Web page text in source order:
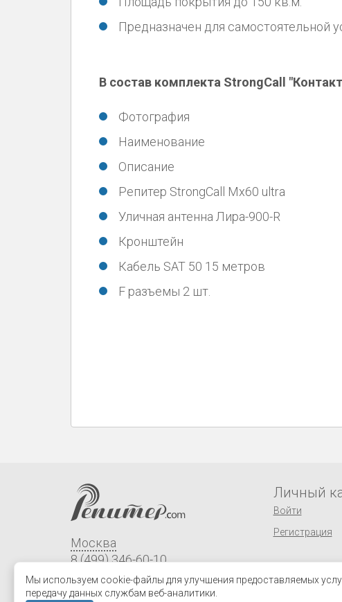
Предназначен для самостоятельной
В состав комплекта StrongCall
Фотография
Наименование
Описание
Репитер StrongCall Mх60 ultra
Уличная антенна Лира-900-R
Кронштейн
Кабель SAT 50 15 метров
F разъемы 2 шт.
Москва
8 (499) 346-60-10
order@repiter.com
Личный
Войти
Регистрация
Мы используем cookie-файлы для улучшения предоставляемых
передачу данных службам веб-аналитики.